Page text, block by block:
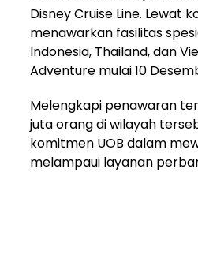
Disney Cruise Line. Lewat
menawarkan fasilitas
Indonesia, Thailand, dan
Adventure mulai 10
Melengkapi penawaran
juta orang di wilayah
komitmen UOB dalam
melampaui layanan